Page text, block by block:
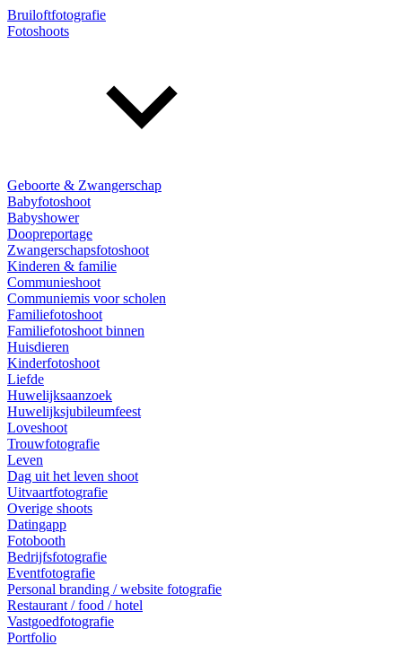
Bruiloftfotografie
Fotoshoots
Geboorte & Zwangerschap
Babyfotoshoot
Babyshower
Doopreportage
Zwangerschapsfotoshoot
Kinderen & familie
Communieshoot
Communiemis voor scholen
Familiefotoshoot
Familiefotoshoot binnen
Huisdieren
Kinderfotoshoot
Liefde
Huwelijksaanzoek
Huwelijksjubileumfeest
Loveshoot
Trouwfotografie
Leven
Dag uit het leven shoot
Uitvaartfotografie
Overige shoots
Datingapp
Fotobooth
Bedrijfsfotografie
Eventfotografie
Personal branding / website fotografie
Restaurant / food / hotel
Vastgoedfotografie
Portfolio